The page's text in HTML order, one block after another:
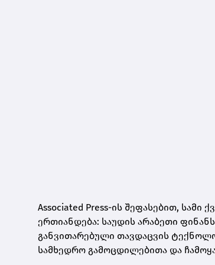
Associated Press-ის შეფასებით,
ერთიანდება: საუდის არაბეთი
განვითარებული თავდაცვის
სამხედრო გამოცდილებითა და